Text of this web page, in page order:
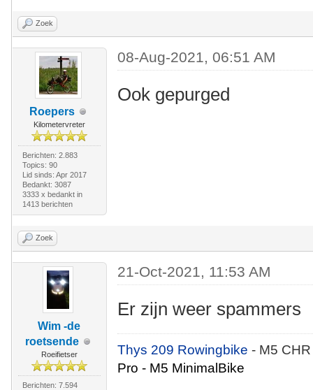
Zoek
Roepers
Kilometervreter
Berichten: 2.883
Topics: 90
Lid sinds: Apr 2017
Bedankt: 3087
3333 x bedankt in
1413 berichten
08-Aug-2021, 06:51 AM
Ook gepurged
Zoek
Wim -de
roetsende
Roeifietser
Berichten: 7.594
21-Oct-2021, 11:53 AM
Er zijn weer spammers
Thys 209 Rowingbike- M5
Pro - M5 MinimalBike